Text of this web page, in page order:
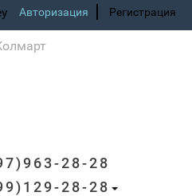
Авторизация Регистрация
28-28
28-28